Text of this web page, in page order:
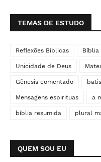
TEMAS DE ESTUDO
Reflexões Bíblicas Bíblia
Unicidade de Deus
Gênesis comentado
Mensagens espirituas a
bíblia resumida plural
QUEM SOU EU